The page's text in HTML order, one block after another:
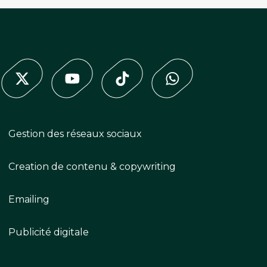
Gestion des réseaux sociaux
Creation de contenu & copywriting
Emailing
Publicité digitale